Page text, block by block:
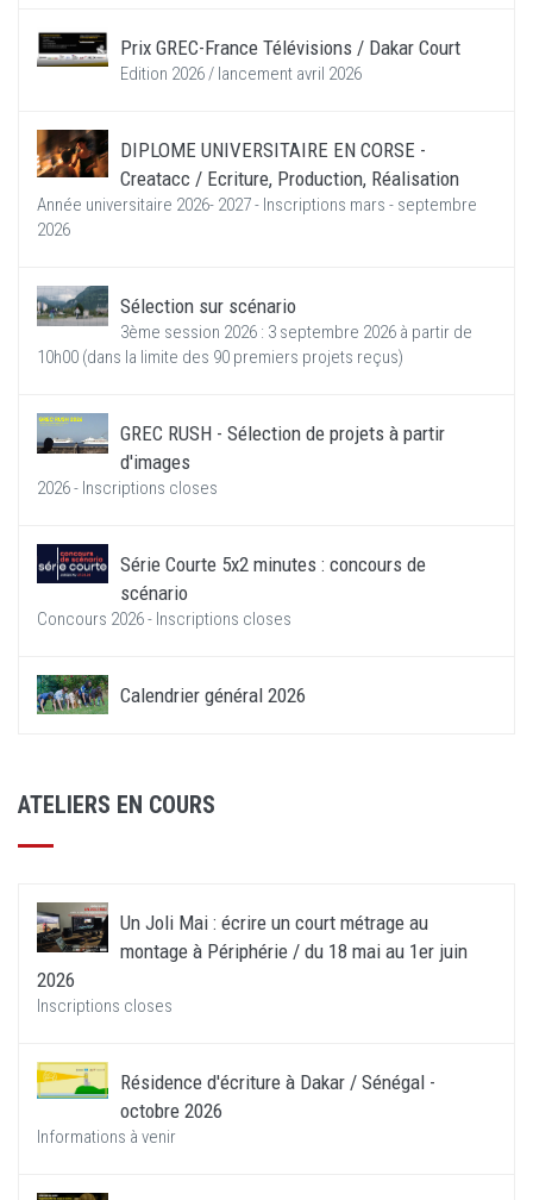
Prix GREC-France Télévisions / Dakar Court
Edition 2026 / lancement avril 2026
DIPLOME UNIVERSITAIRE EN CORSE -
Creatacc / Ecriture, Production, Réalisation
Année universitaire 2026- 2027 - Inscriptions mars - septembre
2026
Sélection sur scénario
3ème session 2026 : 3 septembre 2026 à partir de
10h00 (dans la limite des 90 premiers projets reçus)
GREC RUSH - Sélection de projets à partir
d'images
2026 - Inscriptions closes
Série Courte 5x2 minutes : concours de
scénario
Concours 2026 - Inscriptions closes
Calendrier général 2026
ATELIERS EN COURS
Un Joli Mai : écrire un court métrage au
montage à Périphérie / du 18 mai au 1er juin
2026
Inscriptions closes
Résidence d'écriture à Dakar / Sénégal -
octobre 2026
Informations à venir